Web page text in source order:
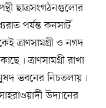
ছাত্রসংগঠনগুলোর
পর্যন্ত কনসার্ট
ত্রাণসামগ্রী ও নগদ
ত্রাণসামগ্রী রাখা
ভবনের নিচতলায়৷
উদ্যানের